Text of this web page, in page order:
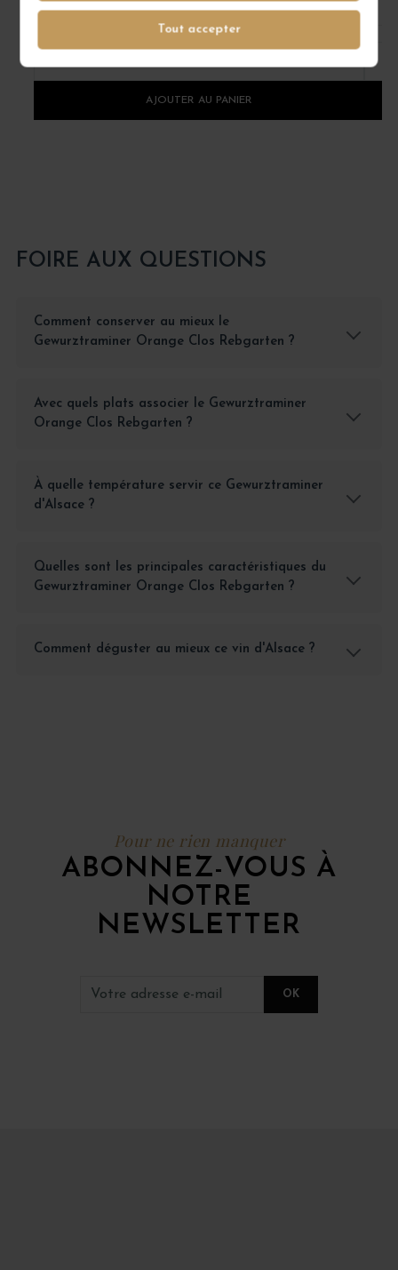
Tout accepter
AJOUTER AU PANIER
FOIRE AUX QUESTIONS
Comment conserver au mieux le
Gewurztraminer Orange Clos Rebgarten ?
Avec quels plats associer le Gewurztraminer
Orange Clos Rebgarten ?
À quelle température servir ce Gewurztraminer
d'Alsace ?
Quelles sont les principales caractéristiques du
Gewurztraminer Orange Clos Rebgarten ?
Comment déguster au mieux ce vin d'Alsace ?
Pour ne rien manquer
ABONNEZ-VOUS À
NOTRE
NEWSLETTER